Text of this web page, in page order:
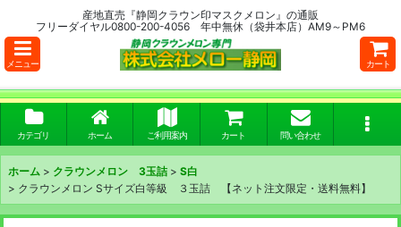
産地直売『静岡クラウン印マスクメロン』の通販
フリーダイヤル0800-200-4056 年中無休（袋井本店）AM9～PM6
メニュー カート
カテゴリ ホーム ご利用案内 カート 問い合わせ
ホーム > クラウンメロン 3玉詰 > S白
> クラウンメロン Sサイズ白等級 ３玉詰 【ネット注文限定・送料無料】